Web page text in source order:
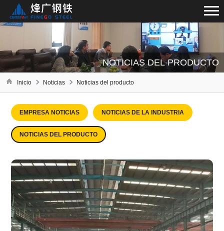
NOTICIAS DEL PRODUCTO
Inicio Noticias Noticias del producto
EMPRESA NOTICIAS NOTICIAS DE LA INDUSTRIA
NOTICIAS DEL PRODUCTO